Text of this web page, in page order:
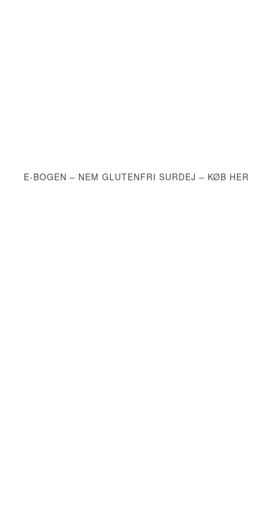
E-BOGEN – NEM GLUTENFRI SURDEJ – KØB HER